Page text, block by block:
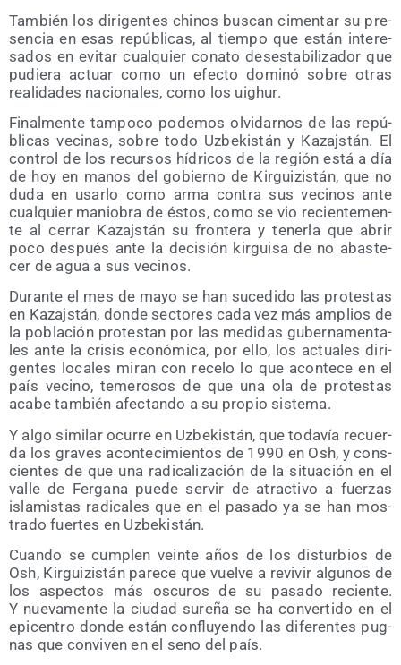
Tam­bién los diri­gen­tes chi­nos bus­can cimen­tar su pre­
sen­cia en esas repú­bli­cas, al tiem­po que están intere­
sa­dos en evi­tar cual­quier cona­to des­es­ta­bi­li­za­dor que
pudie­ra actuar como un efec­to domi­nó sobre otras
reali­da­des nacio­na­les, como los uighur.
Final­men­te tam­po­co pode­mos olvi­dar­nos de las repú­
bli­cas veci­nas, sobre todo Uzbe­kis­tán y Kazajs­tán. El
con­trol de los recur­sos hídri­cos de la región está a día
de hoy en manos del gobierno de Kir­gui­zis­tán, que no
duda en usar­lo como arma con­tra sus veci­nos ante
cual­quier manio­bra de éstos, como se vio recien­te­men­
te al cerrar Kazajs­tán su fron­te­ra y tener­la que abrir
poco des­pués ante la deci­sión kir­gui­sa de no abas­te­
cer de agua a sus vecinos.
Duran­te el mes de mayo se han suce­di­do las pro­tes­tas
en Kazajs­tán, don­de sec­to­res cada vez más amplios de
la pobla­ción pro­tes­tan por las medi­das guber­na­men­ta­
les ante la cri­sis eco­nó­mi­ca, por ello, los actua­les diri­
gen­tes loca­les miran con rece­lo lo que acon­te­ce en el
país vecino, teme­ro­sos de que una ola de pro­tes­tas
aca­be tam­bién afec­tan­do a su pro­pio sistema.
Y algo simi­lar ocu­rre en Uzbe­kis­tán, que toda­vía recuer­
da los gra­ves acon­te­ci­mien­tos de 1990 en Osh, y cons­
cien­tes de que una radi­ca­li­za­ción de la situa­ción en el
valle de Fer­ga­na pue­de ser­vir de atrac­ti­vo a fuer­zas
isla­mis­tas radi­ca­les que en el pasa­do ya se han mos­
tra­do fuer­tes en Uzbekistán.
Cuan­do se cum­plen vein­te años de los dis­tur­bios de
Osh, Kir­gui­zis­tán pare­ce que vuel­ve a revi­vir algu­nos de
los aspec­tos más oscu­ros de su pasa­do recien­te.
Y nue­va­men­te la ciu­dad sure­ña se ha con­ver­ti­do en el
epi­cen­tro don­de están con­flu­yen­do las dife­ren­tes pug­
nas que con­vi­ven en el seno del país.